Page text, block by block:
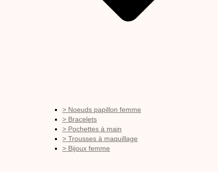
> Noeuds papillon femme
> Bracelets
> Pochettes à main
> Trousses à maquillage
> Bijoux femme